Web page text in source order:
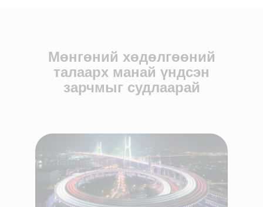
Мөнгөний хөдөлгөөний
талаарх манай үндсэн
зарчмыг судлаарай